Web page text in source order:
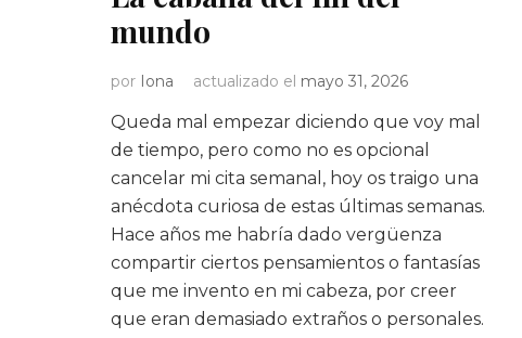
mundo
por Iona actualizado el mayo 31, 2026
Queda mal empezar diciendo que voy mal
de tiempo, pero como no es opcional
cancelar mi cita semanal, hoy os traigo una
anécdota curiosa de estas últimas semanas.
Hace años me habría dado vergüenza
compartir ciertos pensamientos o fantasías
que me invento en mi cabeza, por creer
que eran demasiado extraños o personales.